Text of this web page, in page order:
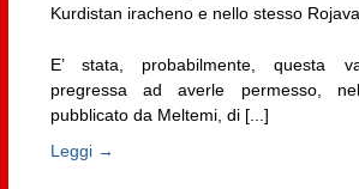
Kurdistan iracheno e nello stesso Rojava.
E’ stata, probabilmente, questa
pregressa ad averle permesso,
pubblicato da Meltemi, di [...]
Leggi →